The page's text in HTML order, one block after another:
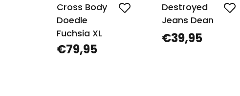
Cross Body
Doedle
Fuchsia XL
€79,95
Destroyed
Jeans Dean
€39,95